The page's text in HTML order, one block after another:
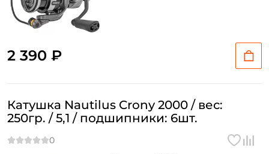
2 390 ₽
Катушка Nautilus Crony 2000 / вес:
250гр. / 5,1 / подшипники: 6шт.